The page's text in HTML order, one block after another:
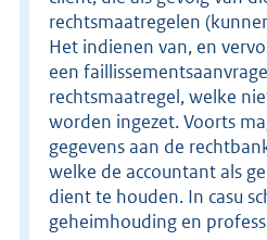
rechtsmaatregelen
Het indienen van, en
een
rechtsmaatregel, welke
worden ingezet. Voorts
gegevens aan de
welke de accountant als
dient te houden. In casu
geheimhouding en